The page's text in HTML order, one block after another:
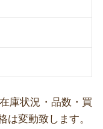
庫状況・品数・買
は変動致します。